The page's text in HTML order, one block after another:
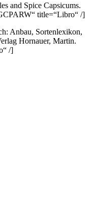
and Spice Capsicums.
title=“Libro“ /]
Anbau, Sortenlexikon,
Hornauer, Martin.
/]